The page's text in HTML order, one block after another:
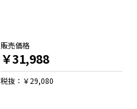
販売価格
￥31,988
税抜：￥29,080